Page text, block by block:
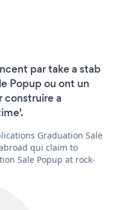
par take a stab
Popup ou ont un
construire a
Graduation Sale
qui claim to
Sale Popup at rock-